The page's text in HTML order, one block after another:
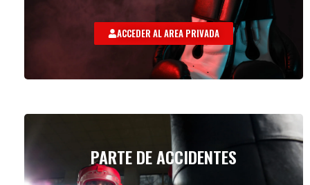
ACCEDER AL AREA PRIVADA
PARTE DE ACCIDENTES